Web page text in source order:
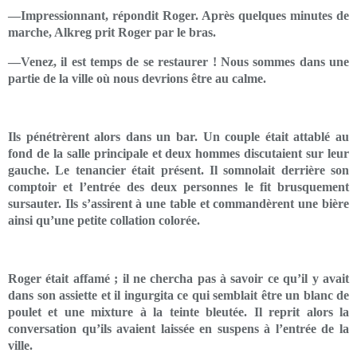
—Impressionnant, répondit Roger. Après quelques minutes de
marche, Alkreg prit Roger par le bras.
—Venez, il est temps de se restaurer ! Nous sommes dans une
partie de la ville où nous devrions être au calme.
Ils pénétrèrent alors dans un bar. Un couple était attablé au
fond de la salle principale et deux hommes discutaient sur leur
gauche. Le tenancier était présent. Il somnolait derrière son
comptoir et l’entrée des deux personnes le fit brusquement
sursauter. Ils s’assirent à une table et commandèrent une bière
ainsi qu’une petite collation colorée.
Roger était affamé ; il ne chercha pas à savoir ce qu’il y avait
dans son assiette et il ingurgita ce qui semblait être un blanc de
poulet et une mixture à la teinte bleutée. Il reprit alors la
conversation qu’ils avaient laissée en suspens à l’entrée de la
ville.